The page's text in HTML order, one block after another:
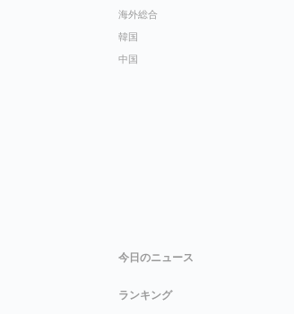
海外総合
韓国
中国
今日のニュース
ランキング